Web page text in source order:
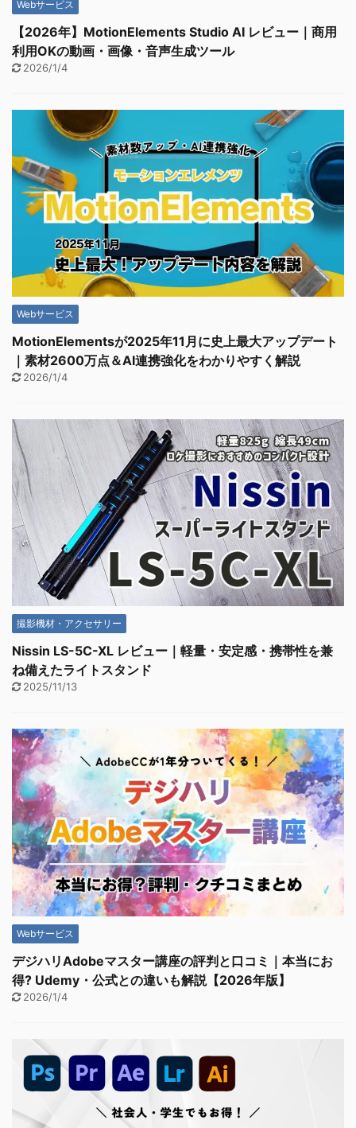
Webサービス
【2026年】MotionElements Studio AI レビュー｜商用
利用OKの動画・画像・音声生成ツール
2026/1/4
Webサービス
MotionElementsが2025年11月に史上最大アップデート
｜素材2600万点＆AI連携強化をわかりやすく解説
2026/1/4
撮影機材・アクセサリー
Nissin LS-5C-XL レビュー｜軽量・安定感・携帯性を兼
ね備えたライトスタンド
2025/11/13
Webサービス
デジハリAdobeマスター講座の評判と口コミ｜本当にお
得? Udemy・公式との違いも解説【2026年版】
2026/1/4